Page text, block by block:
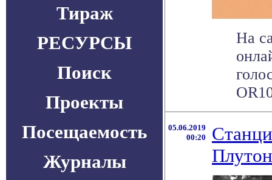
Тираж
РЕСУРСЫ
Поиск
Проекты
Посещаемость
Журналы
На
05.06.2019
00:20